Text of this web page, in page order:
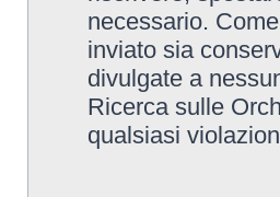
necessario.
inviato sia
divulgate a
Ricerca sulle
qualsiasi